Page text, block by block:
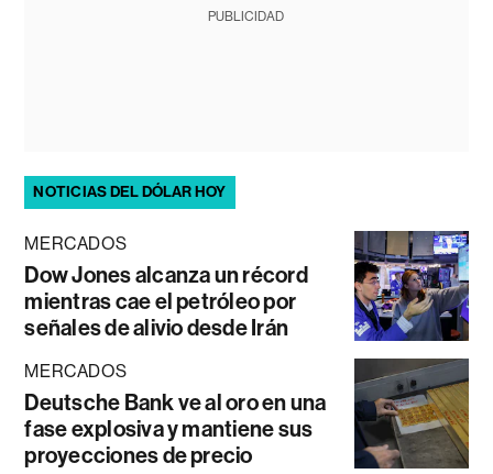
PUBLICIDAD
NOTICIAS DEL DÓLAR HOY
MERCADOS
Dow Jones alcanza un récord
mientras cae el petróleo por
señales de alivio desde Irán
MERCADOS
Deutsche Bank ve al oro en una
fase explosiva y mantiene sus
proyecciones de precio